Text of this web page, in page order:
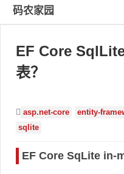
码农家园
EF Core
表？
asp.net-core entity-
sqlite
EF Core SqLite in-